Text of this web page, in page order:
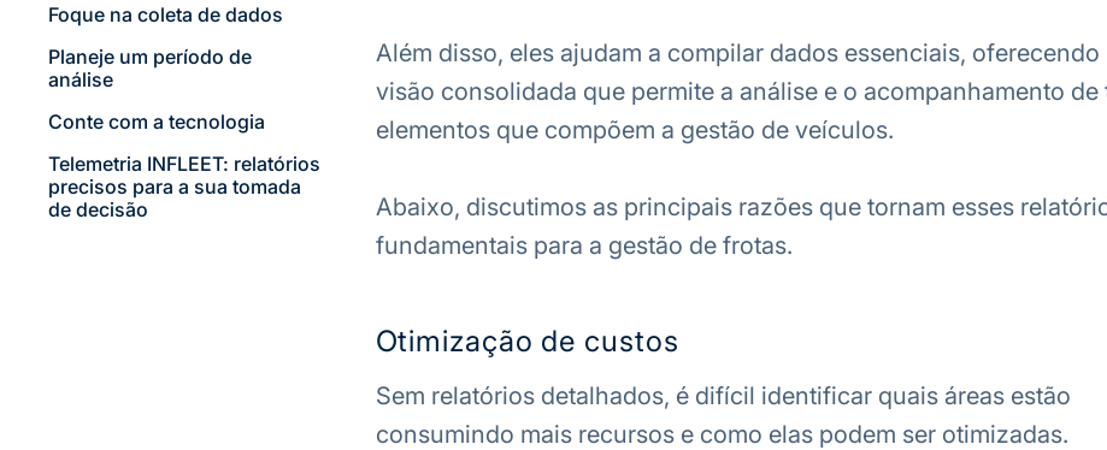
Foque na coleta de dados
Planeje um período de
análise
Conte com a tecnologia
Telemetria INFLEET: relatórios
precisos para a sua tomada
de decisão
Além disso, eles ajudam a compilar dados essenciais, oferecendo
visão consolidada que permite a análise e o acompanhamento de
elementos que compõem a gestão de veículos.
Abaixo, discutimos as principais razões que tornam esses
fundamentais para a gestão de frotas.
Otimização de custos
Sem relatórios detalhados, é difícil identificar quais áreas estão
consumindo mais recursos e como elas podem ser otimizadas.